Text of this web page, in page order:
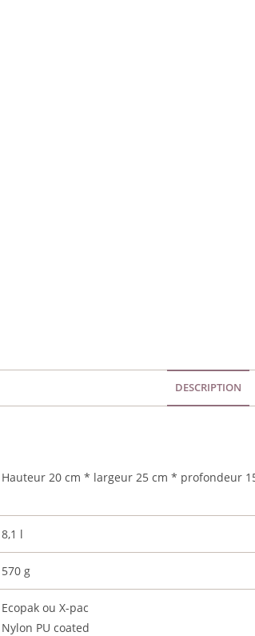
DESCRIPTION
Hauteur 20 cm * largeur 25 cm * profondeur
8,1 l
570 g
Ecopak ou X-pac
Nylon PU coated